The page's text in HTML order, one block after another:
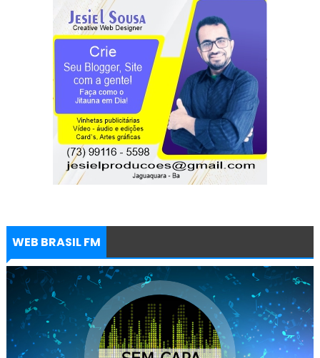
WEB BRASIL FM